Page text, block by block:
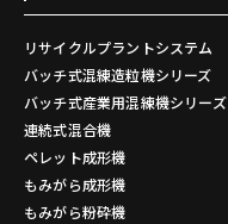
リサイクルプラントシステム
バッチ式混練造粒機シリーズ
バッチ式産業用混練機シリーズ
連続式混合機
ペレット成形機
もみがら成形機
もみがら粉砕機